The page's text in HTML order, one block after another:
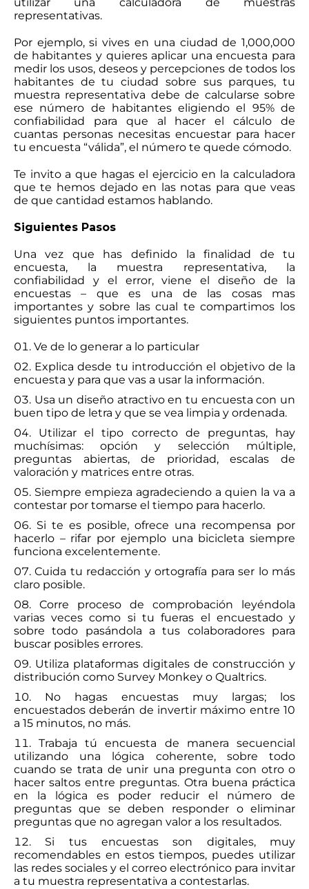
representativas.
Por ejemplo, si vives en una ciudad de 1,000,000
de habitantes y quieres aplicar una encuesta para
medir los usos, deseos y percepciones de todos los
habitantes de tu ciudad sobre sus parques, tu
muestra representativa debe de calcularse sobre
ese número de habitantes eligiendo el 95% de
confiabilidad para que al hacer el cálculo de
cuantas personas necesitas encuestar para hacer
tu encuesta “válida”, el número te quede cómodo.
Te invito a que hagas el ejercicio en la calculadora
que te hemos dejado en las notas para que veas
de que cantidad estamos hablando.
Siguientes Pasos
Una vez que has definido la finalidad de tu
encuesta, la muestra representativa, la
confiabilidad y el error, viene el diseño de la
encuestas – que es una de las cosas mas
importantes y sobre las cual te compartimos los
siguientes puntos importantes.
Ve de lo generar a lo particular
Explica desde tu introducción el objetivo de la
encuesta y para que vas a usar la información.
Usa un diseño atractivo en tu encuesta con un
buen tipo de letra y que se vea limpia y ordenada.
Utilizar el tipo correcto de preguntas, hay
muchísimas: opción y selección múltiple,
preguntas abiertas, de prioridad, escalas de
valoración y matrices entre otras.
Siempre empieza agradeciendo a quien la va a
contestar por tomarse el tiempo para hacerlo.
Si te es posible, ofrece una recompensa por
hacerlo – rifar por ejemplo una bicicleta siempre
funciona excelentemente.
Cuida tu redacción y ortografía para ser lo más
claro posible.
Corre proceso de comprobación leyéndola
varias veces como si tu fueras el encuestado y
sobre todo pasándola a tus colaboradores para
buscar posibles errores.
Utiliza plataformas digitales de construcción y
distribución como Survey Monkey o Qualtrics.
No hagas encuestas muy largas; los
encuestados deberán de invertir máximo entre 10
a 15 minutos, no más.
Trabaja tú encuesta de manera secuencial
utilizando una lógica coherente, sobre todo
cuando se trata de unir una pregunta con otro o
hacer saltos entre preguntas. Otra buena práctica
en la lógica es poder reducir el número de
preguntas que se deben responder o eliminar
preguntas que no agregan valor a los resultados.
Si tus encuestas son digitales, muy
recomendables en estos tiempos, puedes utilizar
las redes sociales y el correo electrónico para invitar
a tu muestra representativa a contestarlas.